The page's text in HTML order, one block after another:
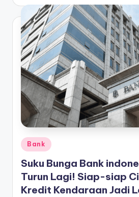
Posted
in
Bank
Suku Bunga Bank
Turun Lagi! Siap-siap
Kredit Kendaraan Jadi